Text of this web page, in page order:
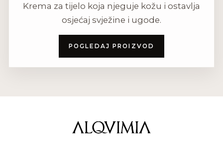
Krema za tijelo koja njeguje kožu i ostavlja
osjećaj svježine i ugode.
POGLEDAJ PROIZVOD